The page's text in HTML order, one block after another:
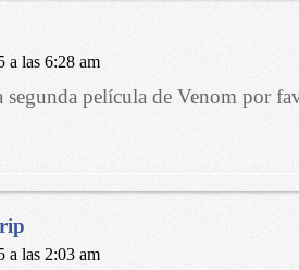
a las 6:28 am
segunda película de Venom por
a las 2:03 am